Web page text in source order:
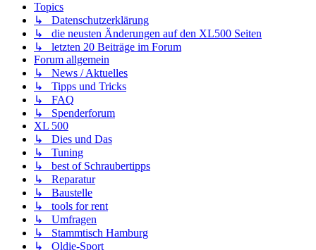
Topics
↳ Datenschutzerklärung
↳ die neusten Änderungen auf den XL500 Seiten
↳ letzten 20 Beiträge im Forum
Forum allgemein
↳ News / Aktuelles
↳ Tipps und Tricks
↳ FAQ
↳ Spenderforum
XL 500
↳ Dies und Das
↳ Tuning
↳ best of Schraubertipps
↳ Reparatur
↳ Baustelle
↳ tools for rent
↳ Umfragen
↳ Stammtisch Hamburg
↳ Oldie-Sport